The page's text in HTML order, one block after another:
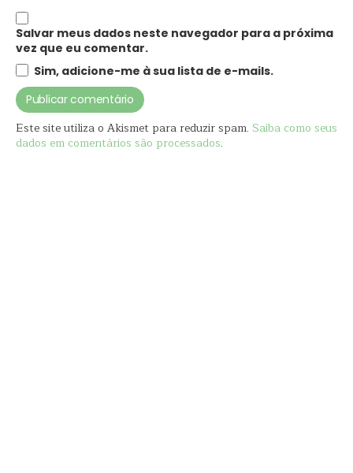
Salvar meus dados neste navegador para a próxima
vez que eu comentar.
Sim, adicione-me à sua lista de e-mails.
Este site utiliza o Akismet para reduzir spam. Saiba como seus
dados em comentários são processados.